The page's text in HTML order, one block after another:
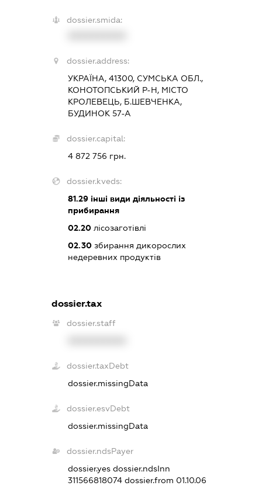
dossier.smida:
dossier.address:
УКРАЇНА, 41300, СУМСЬКА ОБЛ.,
КОНОТОПСЬКИЙ Р-Н, МІСТО
КРОЛЕВЕЦЬ, Б.ШЕВЧЕНКА,
БУДИНОК 57-А
dossier.capital:
4 872 756 грн.
dossier.kveds:
81.29інші види діяльності із
прибирання
02.20лісозаготівлі
02.30збирання дикорослих
недеревних продуктів
dossier.tax
dossier.staff
dossier.taxDebt
dossier.missingData
dossier.esvDebt
dossier.missingData
dossier.ndsPayer
dossier.yes dossier.ndsInn
311566818074 dossier.from 01.10.06